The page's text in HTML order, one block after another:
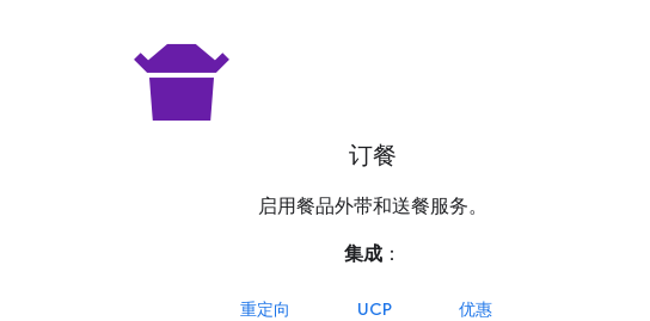
takeout_dining
订餐
启用餐品外带和送餐服务。
集成 ：
重定向 UCP 优惠